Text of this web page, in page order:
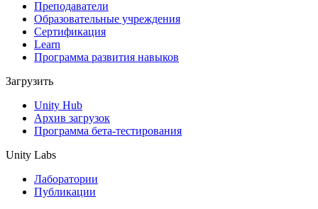
XR-игры
Запускайте XR-игры на разных платформах
Упрощенное создание многопользовательских игр
Преподаватели
Образовательные учреждения
Сертификация
Learn
Программа развития навыков
Загрузить
Unity Hub
Архив загрузок
Программа бета-тестирования
Unity Labs
Лаборатории
Публикации